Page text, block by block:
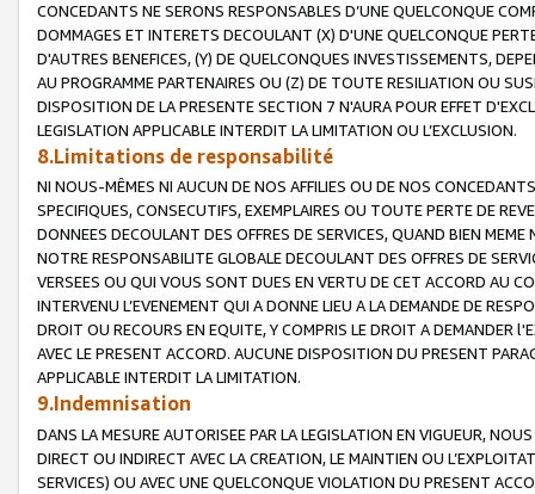
CONCEDANTS NE SERONS RESPONSABLES D’UNE QUELCONQUE
DOMMAGES ET INTERETS DECOULANT (X) D'UNE QUELCONQUE
D'AUTRES BENEFICES, (Y) DE QUELCONQUES INVESTISSEMENTS,
AU PROGRAMME PARTENAIRES OU (Z) DE TOUTE RESILIATION OU
DISPOSITION DE LA PRESENTE SECTION 7 N'AURA POUR EFFET
LEGISLATION APPLICABLE INTERDIT LA LIMITATION OU L’EXCLUSION.
8.Limitations de responsabilité
NI NOUS-MÊMES NI AUCUN DE NOS AFFILIES OU DE NOS
SPECIFIQUES, CONSECUTIFS, EXEMPLAIRES OU TOUTE PERTE DE
DONNEES DECOULANT DES OFFRES DE SERVICES, QUAND BIEN
NOTRE RESPONSABILITE GLOBALE DECOULANT DES OFFRES DE
VERSEES OU QUI VOUS SONT DUES EN VERTU DE CET ACCORD AU
INTERVENU L’EVENEMENT QUI A DONNE LIEU A LA DEMANDE DE
DROIT OU RECOURS EN EQUITE, Y COMPRIS LE DROIT A DEMANDER
AVEC LE PRESENT ACCORD. AUCUNE DISPOSITION DU PRESENT
APPLICABLE INTERDIT LA LIMITATION.
9.Indemnisation
DANS LA MESURE AUTORISEE PAR LA LEGISLATION EN VIGUEUR,
DIRECT OU INDIRECT AVEC LA CREATION, LE MAINTIEN OU
SERVICES) OU AVEC UNE QUELCONQUE VIOLATION DU PRESENT